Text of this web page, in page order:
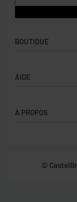
BOUTIQUE
Garçons
AIDE
Retours et échanges
À PROPOS
©